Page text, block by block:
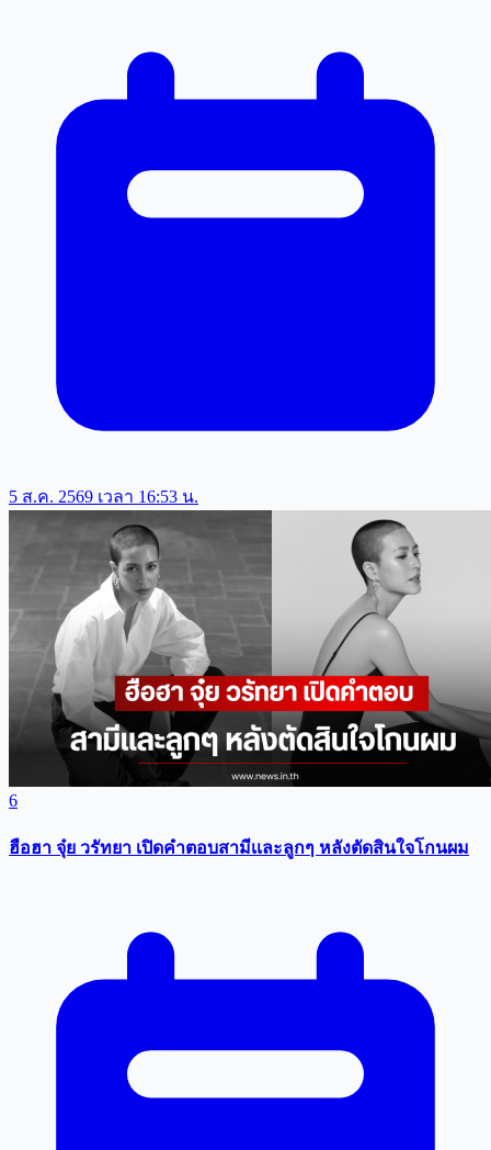
5 ส.ค. 2569 เวลา 16:53 น.
6
ฮือฮา จุ๋ย วรัทยา เปิดคำตอบสามีเเละลูกๆ หลังตัดสินใจโกนผม